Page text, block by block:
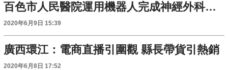
百色市人民醫院運用機器人完成神經外科手術
2020年6月9日 15:39
廣西環江：電商直播引圍觀 縣長帶貨引熱銷
2020年6月8日 17:52